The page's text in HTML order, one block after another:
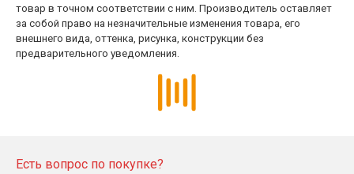
товар в точном соответствии с ним. Производитель оставляет
за собой право на незначительные изменения товара, его
внешнего вида, оттенка, рисунка, конструкции без
предварительного уведомления.
Есть вопрос по покупке?